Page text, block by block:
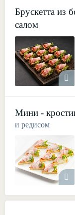
Брускетта из
салом
Мини -
и редисом